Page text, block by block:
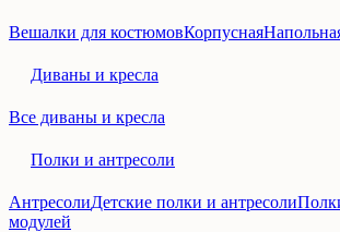
Вешалки для костюмовКорпусная
Диваны и кресла
Все диваны и кресла
Полки и антресоли
АнтресолиДетские полки и антресоли
модулей